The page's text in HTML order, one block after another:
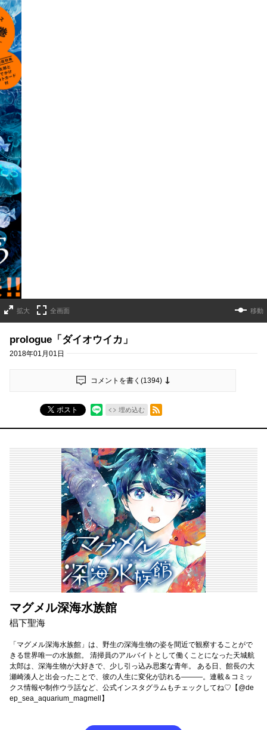
拡大 全画面 移動
prologue「ダイオウイカ」
2018年01月01日
コメントを書く(1394)
ポスト 埋め込む
RSSフィード
マグメル深海水族館
椙下聖海
「マグメル深海水族館」は、野生の深海生物の姿を間近で観察することがで
きる世界唯一の水族館。 清掃員のアルバイトとして働くことになった天城航
太郎は、深海生物が大好きで、少し引っ込み思案な青年。 ある日、館長の大
瀬崎湊人と出会ったことで、彼の人生に変化が訪れる———。連載＆コミッ
クス情報や制作ウラ話など、公式インスタグラムもチェックしてね♡【@de
ep_sea_aquarium_magmell】